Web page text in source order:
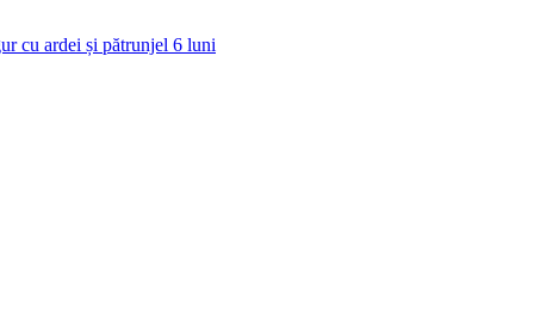
cu ardei și pătrunjel 6 luni